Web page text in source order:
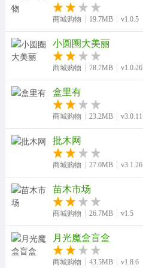
商城购物 19.7MB v1.0.5
小圆圈大美丽
商城购物 78.7MB v1.0.26
盒里有
商城购物 23.2MB v3.0.11
批木网
商城购物 27.0MB v3.1.26
苗木市场
商城购物 26.7MB v1.5
月光魔盒盲盒
商城购物 43.5MB v1.8.6